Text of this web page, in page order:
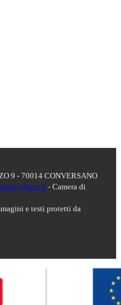
9 - 70014 CONVERSANO
- Camera di
e testi protetti da